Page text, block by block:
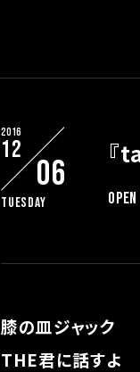
2016
12
06
Tuesday
膝の皿ジャック
THE君に話すよ